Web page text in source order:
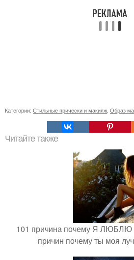
Категории: Стильные прически и макияж Образ
Читайте также
101 причина почему Я ЛЮБЛЮ
причин почему ты моя